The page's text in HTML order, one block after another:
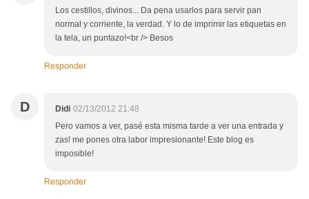
Los cestillos, divinos... Da pena usarlos para servir pan
normal y corriente, la verdad. Y lo de imprimir las etiquetas en
la tela, un puntazo!<br /> Besos
Responder
D Didi 02/13/2012 21:48
Pero vamos a ver, pasé esta misma tarde a ver una entrada y
zas! me pones otra labor impresionante! Este blog es
imposible!
Responder